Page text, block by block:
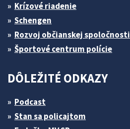
Krízové riadenie
Schengen
Rozvoj občianskej spoločnosti
Športové centrum polície
DÔLEŽITÉ ODKAZY
Podcast
Stan sa policajtom